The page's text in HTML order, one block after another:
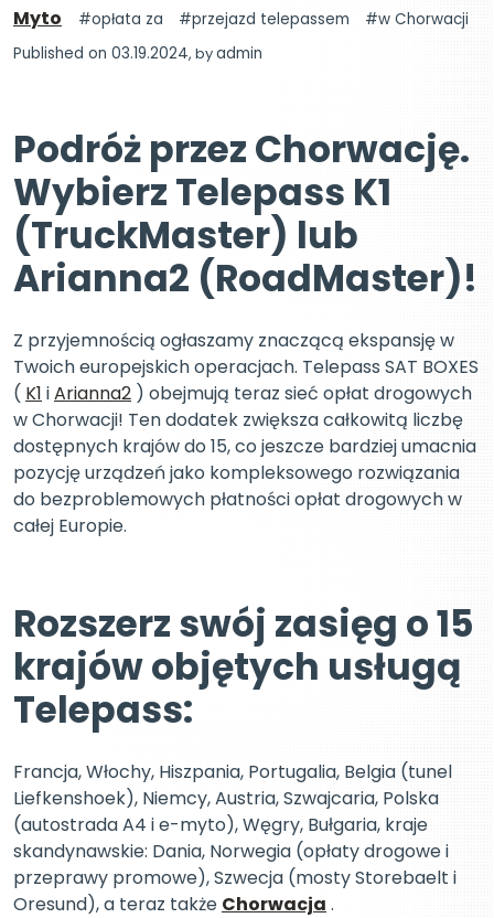
Myto opłata za przejazd telepassem
w Chorwacji
Published on 03.19.2024, byadmin
Podróż przez Chorwację.
Wybierz Telepass K1
(TruckMaster) lub
Arianna2 (RoadMaster)!
Z przyjemnością ogłaszamy znaczącą ekspansję w
Twoich europejskich operacjach. Telepass SAT BOXES
( K1 iArianna2 ) obejmują teraz sieć opłat drogowych
w Chorwacji! Ten dodatek zwiększa całkowitą liczbę
dostępnych krajów do 15, co jeszcze bardziej umacnia
pozycję urządzeń jako kompleksowego rozwiązania
do bezproblemowych płatności opłat drogowych w
całej Europie.
Rozszerz swój zasięg o 15
krajów objętych usługą
Telepass:
Francja, Włochy, Hiszpania, Portugalia, Belgia (tunel
Liefkenshoek), Niemcy, Austria, Szwajcaria, Polska
(autostrada A4 i e-myto), Węgry, Bułgaria, kraje
skandynawskie: Dania, Norwegia (opłaty drogowe i
przeprawy promowe), Szwecja (mosty Storebaelt i
Oresund), a teraz także Chorwacja .